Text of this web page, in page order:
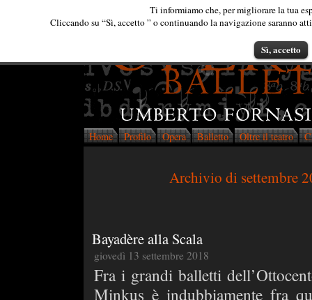
Ti informiamo che, per migliorare la tua
Cliccando su “Sì, accetto ” o continuando la navigazione saranno
Sì, accetto
Home Profilo Opera Balletto Oltre il teatro
Archivio di settembre
Bayadère alla Scala
giovedì 13 settembre 2018
Fra i grandi balletti
Minkus è indubbiamente fra